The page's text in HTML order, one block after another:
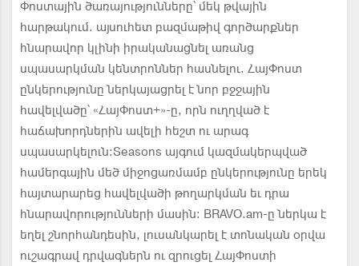
Փոստային ծառայությունները՝ մեկ թվային
հարթակում. այսուհետ բազմաթիվ գործարքներ
հնարավոր կլինի իրականացնել առանց
սպասարկման կենտրոններ հասնելու. ՀայՓոստ
ընկերությունը ներկայացրել է նոր բջջային
հավելվածը՝ «ՀայՓոստ+»-ը, որն ուղղված է
հաճախորդներին ավելի հեշտ ու արագ
սպասարկելուն։Seasons այգում կազմակերպված
համերգային մեծ միջոցառմամբ ընկերությունը երեկ
հայտարարեց հավելվածի թողարկման եւ դրա
հնարավորությունների մասին։ BRAVO.am-ը ներկա է
եղել շնորհանդեսին, լուսանկարել է տոնական օրվա
ուշագրավ դրվագներն ու զրուցել ՀայՓոստի